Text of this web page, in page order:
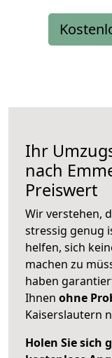
Ihr
nach
Preiswert
Wir verstehen,
stressig genug
helfen, sich
machen zu
haben
Ihnen ohne
Kaiserslautern
Holen Sie sich